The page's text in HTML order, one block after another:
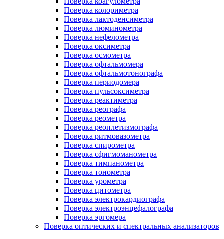
Поверка колориметра
Поверка лактоденсиметра
Поверка люминометра
Поверка нефелометра
Поверка оксиметра
Поверка осмометра
Поверка офтальмомера
Поверка офтальмотонографа
Поверка периодомера
Поверка пульсоксиметра
Поверка реактиметра
Поверка реографа
Поверка реометра
Поверка реоплетизмографа
Поверка ритмовазометра
Поверка спирометра
Поверка сфигмоманометра
Поверка тимпанометра
Поверка тонометра
Поверка урометра
Поверка цитометра
Поверка электрокардиографа
Поверка электроэнцефалографа
Поверка эргомера
Поверка оптических и спектральных анализаторов